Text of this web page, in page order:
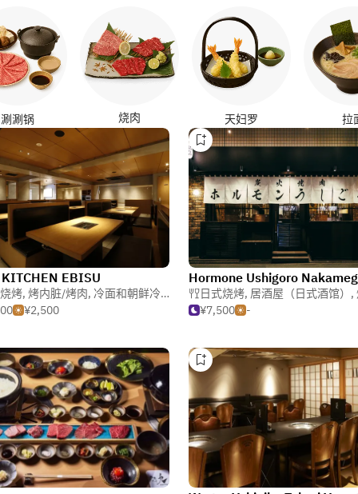
涮涮锅 烧肉 天妇罗 拉
EBISU
烤, 烤内脏/烤肉, 冷面和朝鲜冷面
¥2,500
Hormone Ushigoro
日式烧烤, 居酒屋（日式酒馆） ,
¥7,500
-